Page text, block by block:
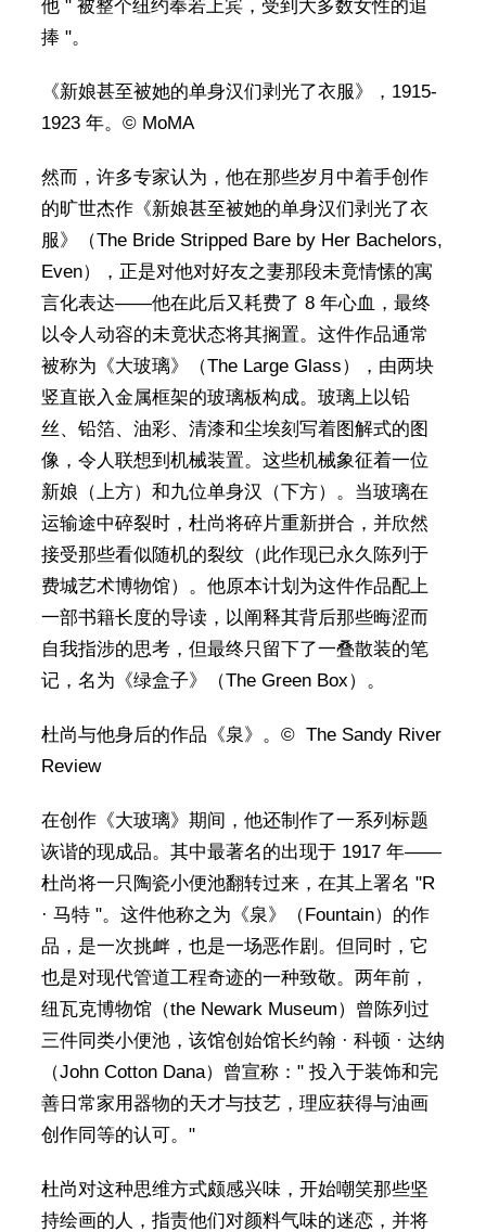
他 " 被整个纽约奉若上宾，受到大多数女性的追
捧 "。
《新娘甚至被她的单身汉们剥光了衣服》，1915-
1923 年。© MoMA
然而，许多专家认为，他在那些岁月中着手创作
的旷世杰作《新娘甚至被她的单身汉们剥光了衣
服》（The Bride Stripped Bare by Her Bachelors,
Even），正是对他对好友之妻那段未竟情愫的寓
言化表达——他在此后又耗费了 8 年心血，最终
以令人动容的未竟状态将其搁置。这件作品通常
被称为《大玻璃》（The Large Glass），由两块
竖直嵌入金属框架的玻璃板构成。玻璃上以铅
丝、铅箔、油彩、清漆和尘埃刻写着图解式的图
像，令人联想到机械装置。这些机械象征着一位
新娘（上方）和九位单身汉（下方）。当玻璃在
运输途中碎裂时，杜尚将碎片重新拼合，并欣然
接受那些看似随机的裂纹（此作现已永久陈列于
费城艺术博物馆）。他原本计划为这件作品配上
一部书籍长度的导读，以阐释其背后那些晦涩而
自我指涉的思考，但最终只留下了一叠散装的笔
记，名为《绿盒子》（The Green Box）。
杜尚与他身后的作品《泉》。© The Sandy River
Review
在创作《大玻璃》期间，他还制作了一系列标题
诙谐的现成品。其中最著名的出现于 1917 年——
杜尚将一只陶瓷小便池翻转过来，在其上署名 "R
· 马特 "。这件他称之为《泉》（Fountain）的作
品，是一次挑衅，也是一场恶作剧。但同时，它
也是对现代管道工程奇迹的一种致敬。两年前，
纽瓦克博物馆（the Newark Museum）曾陈列过
三件同类小便池，该馆创始馆长约翰 · 科顿 · 达纳
（John Cotton Dana）曾宣称：" 投入于装饰和完
善日常家用器物的天才与技艺，理应获得与油画
创作同等的认可。"
杜尚对这种思维方式颇感兴味，开始嘲笑那些坚
持绘画的人，指责他们对颜料气味的迷恋，并将